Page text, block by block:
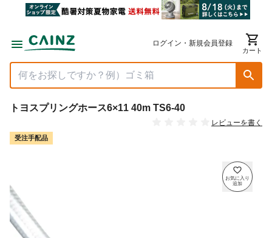
ログイン・新規会員登録
カート
トヨスプリングホース6×11 40m TS6-40
レビューを書く
受注手配品